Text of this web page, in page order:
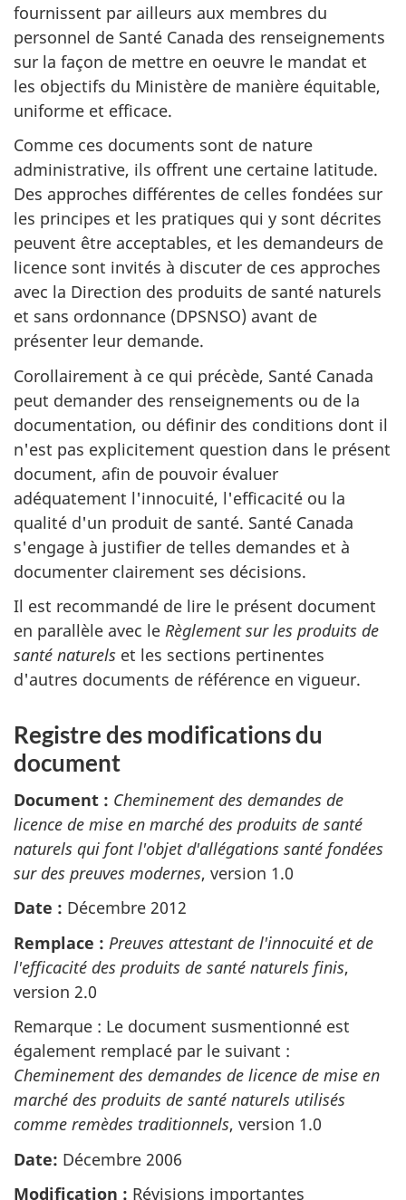
fournissent par ailleurs aux membres du
personnel de Santé Canada des renseignements
sur la façon de mettre en oeuvre le mandat et
les objectifs du Ministère de manière équitable,
uniforme et efficace.
Comme ces documents sont de nature
administrative, ils offrent une certaine latitude.
Des approches différentes de celles fondées sur
les principes et les pratiques qui y sont décrites
peuvent être acceptables, et les demandeurs de
licence sont invités à discuter de ces approches
avec la Direction des produits de santé naturels
et sans ordonnance (DPSNSO) avant de
présenter leur demande.
Corollairement à ce qui précède, Santé Canada
peut demander des renseignements ou de la
documentation, ou définir des conditions dont il
n'est pas explicitement question dans le présent
document, afin de pouvoir évaluer
adéquatement l'innocuité, l'efficacité ou la
qualité d'un produit de santé. Santé Canada
s'engage à justifier de telles demandes et à
documenter clairement ses décisions.
Il est recommandé de lire le présent document
en parallèle avec le Règlement sur les produits de
santé naturels et les sections pertinentes
d'autres documents de référence en vigueur.
Registre des modifications du
document
Document : Cheminement des demandes de
licence de mise en marché des produits de santé
naturels qui font l'objet d'allégations santé fondées
sur des preuves modernes, version 1.0
Date : Décembre 2012
Remplace : Preuves attestant de l'innocuité et de
l'efficacité des produits de santé naturels finis,
version 2.0
Remarque : Le document susmentionné est
également remplacé par le suivant :
Cheminement des demandes de licence de mise en
marché des produits de santé naturels utilisés
comme remèdes traditionnels, version 1.0
Date: Décembre 2006
Modification : Révisions importantes